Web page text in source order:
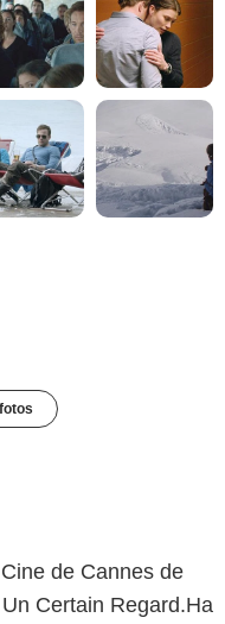
de Cannes de
Certain Regard.Ha